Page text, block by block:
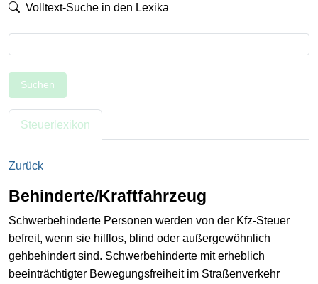
Volltext-Suche in den Lexika
Suchen
Steuerlexikon
Zurück
Behinderte/Kraftfahrzeug
Schwerbehinderte Personen werden von der Kfz-Steuer
befreit, wenn sie hilflos, blind oder außergewöhnlich
gehbehindert sind. Schwerbehinderte mit erheblich
beeinträchtigter Bewegungsfreiheit im Straßenverkehr